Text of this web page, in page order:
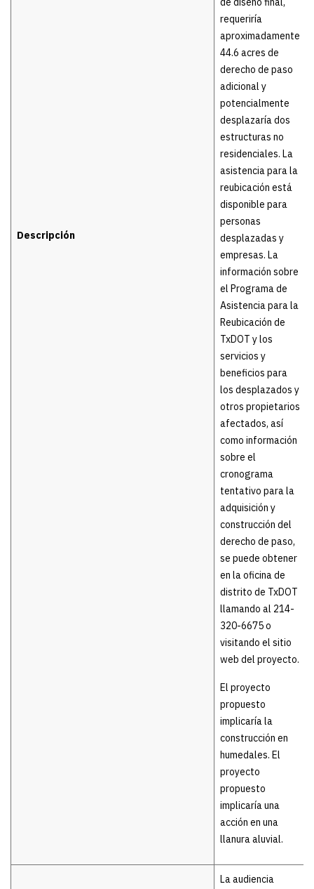
Descripción
requeriría
aproximadamente
44.6 acres de
derecho de paso
adicional y
potencialmente
desplazaría dos
estructuras no
residenciales. La
asistencia para la
reubicación está
disponible para
personas
desplazadas y
empresas. La
información sobre
el Programa de
Asistencia para la
Reubicación de
TxDOT y los
servicios y
beneficios para
los desplazados y
otros propietarios
afectados, así
como información
sobre el
cronograma
tentativo para la
adquisición y
construcción del
derecho de paso,
se puede obtener
en la oficina de
distrito de TxDOT
llamando al 214-
320-6675 o
visitando el sitio
web del proyecto.
El proyecto
propuesto
implicaría la
construcción en
humedales. El
proyecto
propuesto
implicaría una
acción en una
llanura aluvial.
La audiencia